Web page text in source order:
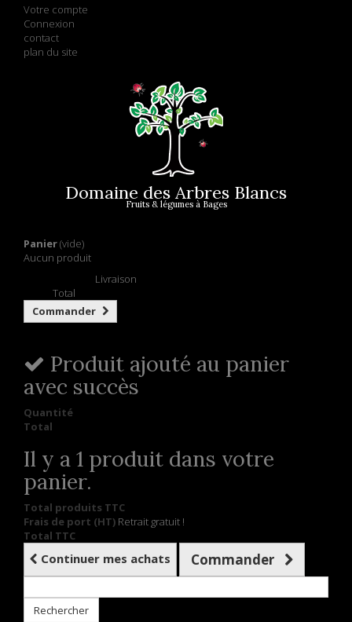
Votre compte
Connexion
contact
plan du site
Domaine des Arbres Blancs
Fruits & légumes à Bages
Panier(vide)
Aucun produit
Livraison
Total
Commander
Produit ajouté au panier
avec succès
Quantité
Total
Il y a 1 produit dans votre
panier.
Total produits TTC
Frais de port (HT) Retrait gratuit !
Total TTC
Continuer mes achats Commander
Rechercher